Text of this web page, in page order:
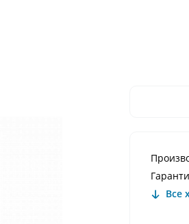
Все